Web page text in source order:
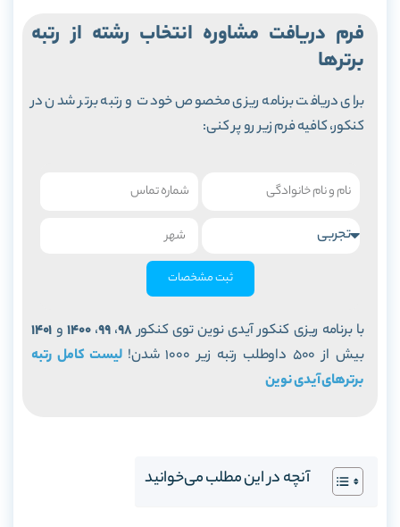
فرم دریافت مشاوره انتخاب رشته از رتبه
برترها
برای دریافت برنامه ریزی مخصوص خودت و رتبه برتر شدن در
کنکور، کافیه فرم زیر رو پر کنی:
ثبت مشخصات
با برنامه ریزی کنکور آیدی نوین توی کنکور98،99،1400و 1401
بیش از 500 داوطلب رتبه زیر 1000 شدن!
لیست کامل رتبه
برترهای آیدی نوین
آنچه در این مطلب می‌خوانید